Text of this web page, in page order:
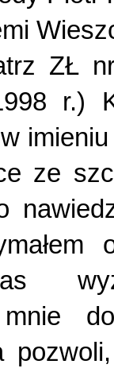
ZŁ
r.)
ze
mnie